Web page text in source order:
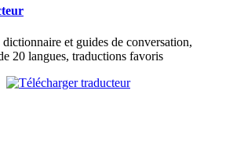
dictionnaire et guides de conversation,
20 langues, traductions favoris